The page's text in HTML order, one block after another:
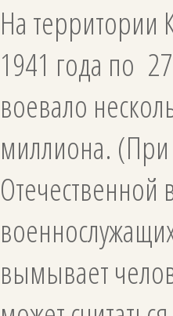
На территории
1941 года по
воевало
миллиона. (При
вымывает